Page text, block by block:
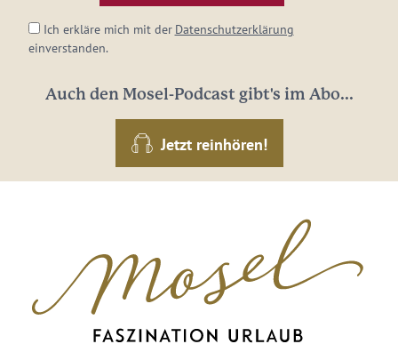
Ich erkläre mich mit der Datenschutzerklärung
einverstanden.
Auch den Mosel-Podcast gibt's im Abo...
Jetzt reinhören!